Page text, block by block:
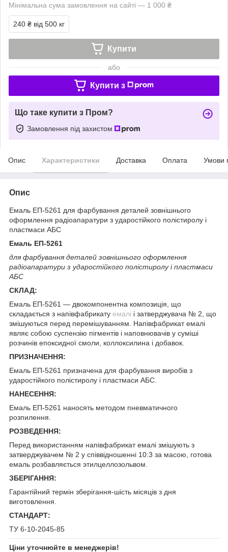
Мінімальна сума замовлення на сайті — 1 000 ₴
240 ₴ від 500 кг
Купити
або
Купити з
Що таке купити з Пром?
Замовлення під захистом
Опис Характеристики Доставка Оплата Умови
Опис
Емаль ЕП-5261 для фарбування деталей зовнішнього
оформлення радіоапаратури з ударостійкого полістиролу і
пластмаси АБС
Емаль ЕП-5261
для фарбування деталей зовнішнього оформлення
радіоапаратури з ударостійкого полістиролу і пластмаси
АБС
СКЛАД:
Емаль ЕП-5261 — двокомпонентна композиція, що
складається з напівфабрикату емалі і затверджувача № 2, що
змішуються перед перемішуванням. Напівфабрикат емалі
являє собою суспензію пігментів і наповнювачів у суміші
розчинів епоксидної смоли, коллоксилина і добавок.
ПРИЗНАЧЕННЯ:
Емаль ЕП-5261 призначена для фарбування виробів з
ударостійкого полістиролу і пластмаси АБС.
НАНЕСЕННЯ:
Емаль ЕП-5261 наносять методом пневматичного
розпилення.
РОЗВЕДЕННЯ:
Перед використанням напівфабрикат емалі змішують з
затверджувачем № 2 у співвідношенні 10:3 за масою, готова
емаль розбавляється этилцеллозольвом.
ЗБЕРІГАННЯ:
Гарантійний термін зберігання-шість місяців з дня
виготовлення.
СТАНДАРТ:
ТУ 6-10-2045-85
Ціни уточнюйте в менеджерів!